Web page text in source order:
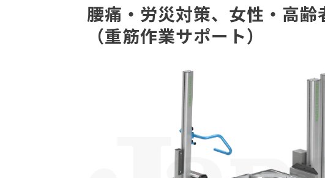
腰痛・労災対策、女性・高齢
（重筋作業サポート）